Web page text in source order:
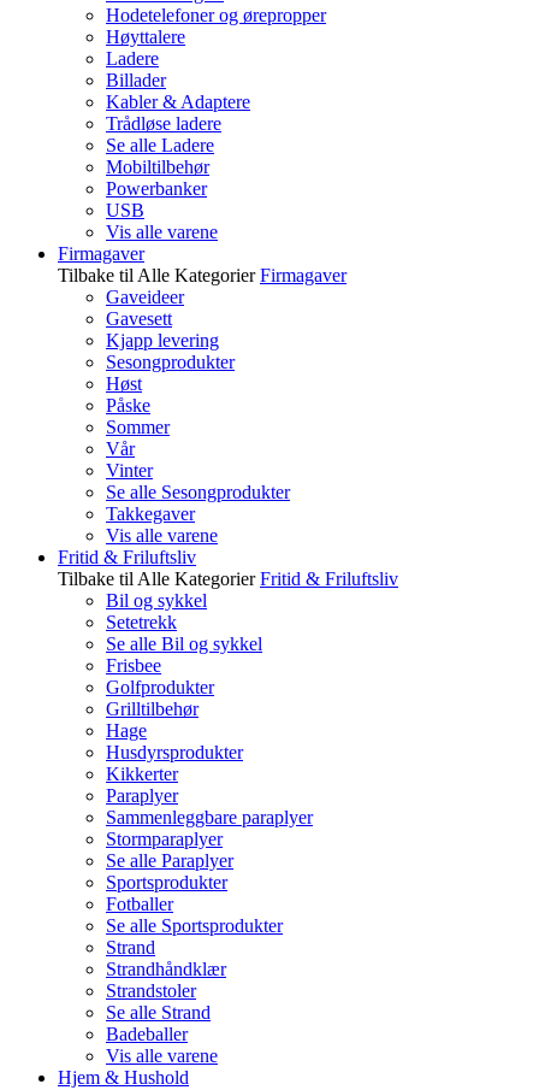
Hodetelefoner og ørepropper
Høyttalere
Ladere
Billader
Kabler & Adaptere
Trådløse ladere
Se alle Ladere
Mobiltilbehør
Powerbanker
USB
Vis alle varene
Firmagaver
Tilbake til Alle Kategorier Firmagaver
Gaveideer
Gavesett
Kjapp levering
Sesongprodukter
Høst
Påske
Sommer
Vår
Vinter
Se alle Sesongprodukter
Takkegaver
Vis alle varene
Fritid & Friluftsliv
Tilbake til Alle Kategorier Fritid & Friluftsliv
Bil og sykkel
Setetrekk
Se alle Bil og sykkel
Frisbee
Golfprodukter
Grilltilbehør
Hage
Husdyrsprodukter
Kikkerter
Paraplyer
Sammenleggbare paraplyer
Stormparaplyer
Se alle Paraplyer
Sportsprodukter
Fotballer
Se alle Sportsprodukter
Strand
Strandhåndklær
Strandstoler
Se alle Strand
Badeballer
Vis alle varene
Hjem & Hushold